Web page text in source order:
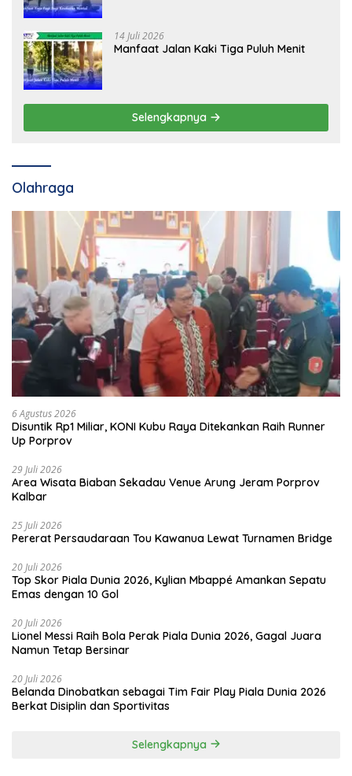
14 Juli 2026
Manfaat Jalan Kaki Tiga Puluh Menit
Selengkapnya
Olahraga
6 Agustus 2026
Disuntik Rp1 Miliar, KONI Kubu Raya Ditekankan Raih Runner
Up Porprov
29 Juli 2026
Area Wisata Biaban Sekadau Venue Arung Jeram Porprov
Kalbar
25 Juli 2026
Pererat Persaudaraan Tou Kawanua Lewat Turnamen Bridge
20 Juli 2026
Top Skor Piala Dunia 2026, Kylian Mbappé Amankan Sepatu
Emas dengan 10 Gol
20 Juli 2026
Lionel Messi Raih Bola Perak Piala Dunia 2026, Gagal Juara
Namun Tetap Bersinar
20 Juli 2026
Belanda Dinobatkan sebagai Tim Fair Play Piala Dunia 2026
Berkat Disiplin dan Sportivitas
Selengkapnya